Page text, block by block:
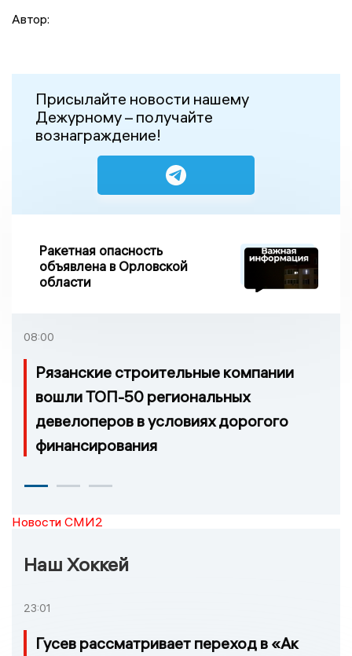
Автор:
Присылайте новости нашему
Дежурному – получайте
вознаграждение!
Ракетная опасность
объявлена в Орловской
области
08:00
Рязанские строительные компании
вошли ТОП-50 региональных
девелоперов в условиях дорогого
финансирования
Новости СМИ2
Наш Хоккей
23:01
Гусев рассматривает переход в «Ак